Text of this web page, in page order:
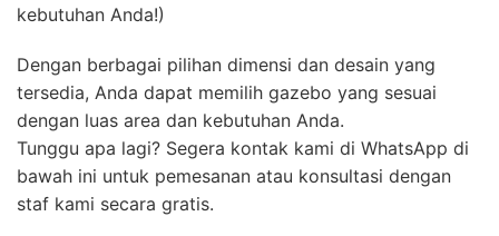
kebutuhan Anda!)
Dengan berbagai pilihan dimensi dan desain yang
tersedia, Anda dapat memilih gazebo yang sesuai
dengan luas area dan kebutuhan Anda.
Tunggu apa lagi? Segera kontak kami di WhatsApp di
bawah ini untuk pemesanan atau konsultasi dengan
staf kami secara gratis.